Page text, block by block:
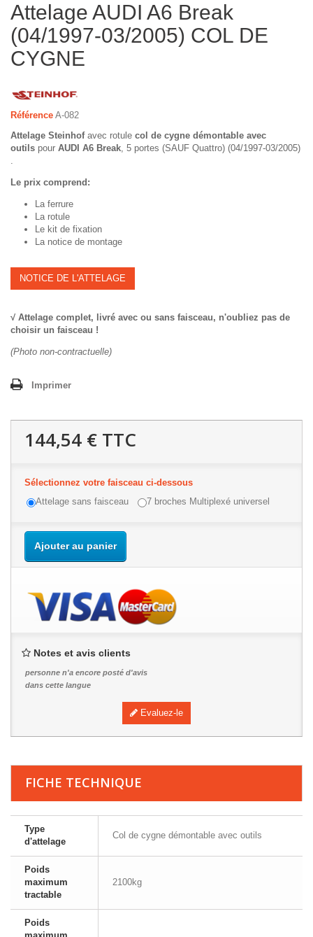
Attelage AUDI A6 Break
(04/1997-03/2005) COL DE
CYGNE
Référence A-082
Attelage Steinhofavec rotule col de cygne démontable avec
outils pour AUDI A6 Break, 5 portes (SAUF Quattro) (04/1997-03/2005)
.
Le prix comprend:
La ferrure
La rotule
Le kit de fixation
La notice de montage
NOTICE DE L'ATTELAGE
√ Attelage complet, livré avec ou sans faisceau, n'oubliez pas de
choisir un faisceau !
(Photo non-contractuelle)
Imprimer
144,54 € TTC
Sélectionnez votre faisceau ci-dessous
Attelage sans faisceau
7 broches Multiplexé universel
Ajouter au panier
Notes et avis clients
personne n'a encore posté d'avis
dans cette langue
Evaluez-le
FICHE TECHNIQUE
Type
d'attelage
Col de cygne démontable avec outils
Poids
maximum
tractable
2100kg
Poids